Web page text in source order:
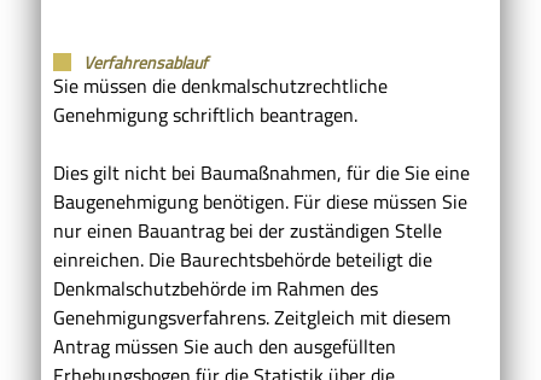
Verfahrensablauf
Sie müssen die denkmalschutzrechtliche
Genehmigung schriftlich beantragen.
Dies gilt nicht bei Baumaßnahmen, für die Sie eine
Baugenehmigung benötigen. Für diese müssen Sie
nur einen Bauantrag bei der zuständigen Stelle
einreichen. Die Baurechtsbehörde beteiligt die
Denkmalschutzbehörde im Rahmen des
Genehmigungsverfahrens.Zeitgleich mit diesem
Antrag müssen Sie auch den ausgefüllten